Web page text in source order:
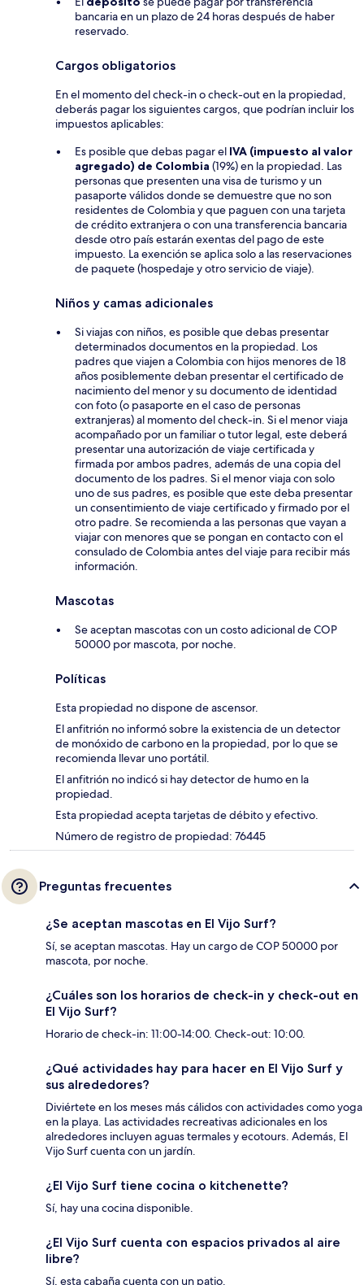
bancaria en un plazo de 24 horas después de haber
reservado.
Cargos obligatorios
En el momento del check-in o check-out en la propiedad,
deberás pagar los siguientes cargos, que podrían incluir los
impuestos aplicables:
Es posible que debas pagar el IVA (impuesto al valor
agregado) de Colombia (19%) en la propiedad. Las
personas que presenten una visa de turismo y un
pasaporte válidos donde se demuestre que no son
residentes de Colombia y que paguen con una tarjeta
de crédito extranjera o con una transferencia bancaria
desde otro país estarán exentas del pago de este
impuesto. La exención se aplica solo a las reservaciones
de paquete (hospedaje y otro servicio de viaje).
Niños y camas adicionales
Si viajas con niños, es posible que debas presentar
determinados documentos en la propiedad. Los
padres que viajen a Colombia con hijos menores de 18
años posiblemente deban presentar el certificado de
nacimiento del menor y su documento de identidad
con foto (o pasaporte en el caso de personas
extranjeras) al momento del check-in. Si el menor viaja
acompañado por un familiar o tutor legal, este deberá
presentar una autorización de viaje certificada y
firmada por ambos padres, además de una copia del
documento de los padres. Si el menor viaja con solo
uno de sus padres, es posible que este deba presentar
un consentimiento de viaje certificado y firmado por el
otro padre. Se recomienda a las personas que vayan a
viajar con menores que se pongan en contacto con el
consulado de Colombia antes del viaje para recibir más
información.
Mascotas
Se aceptan mascotas con un costo adicional de COP
50000 por mascota, por noche.
Políticas
Esta propiedad no dispone de ascensor.
El anfitrión no informó sobre la existencia de un detector
de monóxido de carbono en la propiedad, por lo que se
recomienda llevar uno portátil.
El anfitrión no indicó si hay detector de humo en la
propiedad.
Esta propiedad acepta tarjetas de débito y efectivo.
Número de registro de propiedad: 76445
Preguntas frecuentes
¿Se aceptan mascotas en El Vijo Surf?
Sí, se aceptan mascotas. Hay un cargo de COP 50000 por
mascota, por noche.
¿Cuáles son los horarios de check-in y check-out en
El Vijo Surf?
Horario de check-in: 11:00-14:00. Check-out: 10:00.
¿Qué actividades hay para hacer en El Vijo Surf y
sus alrededores?
Diviértete en los meses más cálidos con actividades como yoga
en la playa. Las actividades recreativas adicionales en los
alrededores incluyen aguas termales y ecotours. Además, El
Vijo Surf cuenta con un jardín.
¿El Vijo Surf tiene cocina o kitchenette?
Sí, hay una cocina disponible.
¿El Vijo Surf cuenta con espacios privados al aire
libre?
Sí, esta cabaña cuenta con un patio.